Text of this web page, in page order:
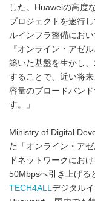
した。Huaweiの高度
プロジェクトを遂行
ルインフラ整備にお
『オンライン・アゼ
築いた基盤を生かし
することで、近い将
容量のブロードバン
す。」
Ministry of Digital
た「オンライン・ア
ドネットワークにお
50Mbpsへ引き上げる
TECH4ALLデジタル